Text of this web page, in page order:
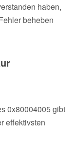
haben,
beheben
0x80004005 gibt
effektivsten